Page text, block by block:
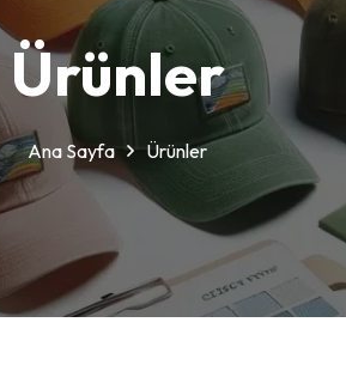
Ürünler
Ana Sayfa Ürünler